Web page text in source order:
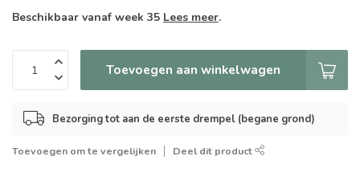
Beschikbaar vanaf week 35 Lees meer.
Toevoegen aan winkelwagen
Bezorging tot aan de eerste drempel (begane grond)
Toevoegen om te vergelijken Deel dit product